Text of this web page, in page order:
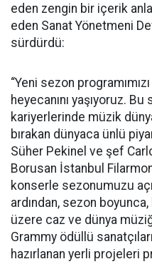
eden zengin bir içerik
eden Sanat Yönetmeni
sürdürdü:
“Yeni sezon
heyecanını yaşıyoruz.
kariyerlerinde müzik
bırakan dünyaca ünlü
Süher Pekinel ve şef
Borusan İstanbul
konserle sezonumuzu
ardından, sezon
üzere caz ve dünya
Grammy ödüllü
hazırlanan yerli projeleri